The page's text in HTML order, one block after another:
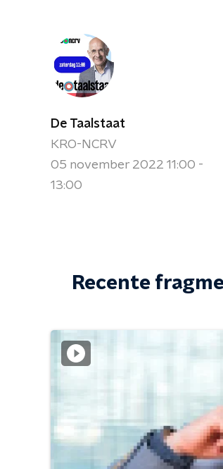
De Taalstaat
KRO-NCRV
05 november 2022 11:00 -
13:00
Recente